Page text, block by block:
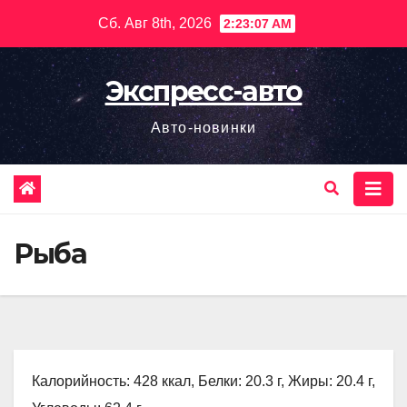
содержимому
Сб. Авг 8th, 2026 2:23:08 AM
Экспресс-авто
Авто-новинки
Рыба
Калорийность: 428 ккал, Белки: 20.3 г, Жиры: 20.4 г,